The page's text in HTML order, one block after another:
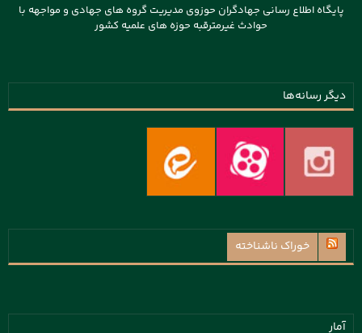
پایگاه اطلاع رسانی جهادگران حوزوی مدیریت گروه های جهادی و مواجهه با
حوادث غیرمترقبه حوزه های علمیه کشور
دیگر رسانه‌ها
خوراک ناشناخته
آمار